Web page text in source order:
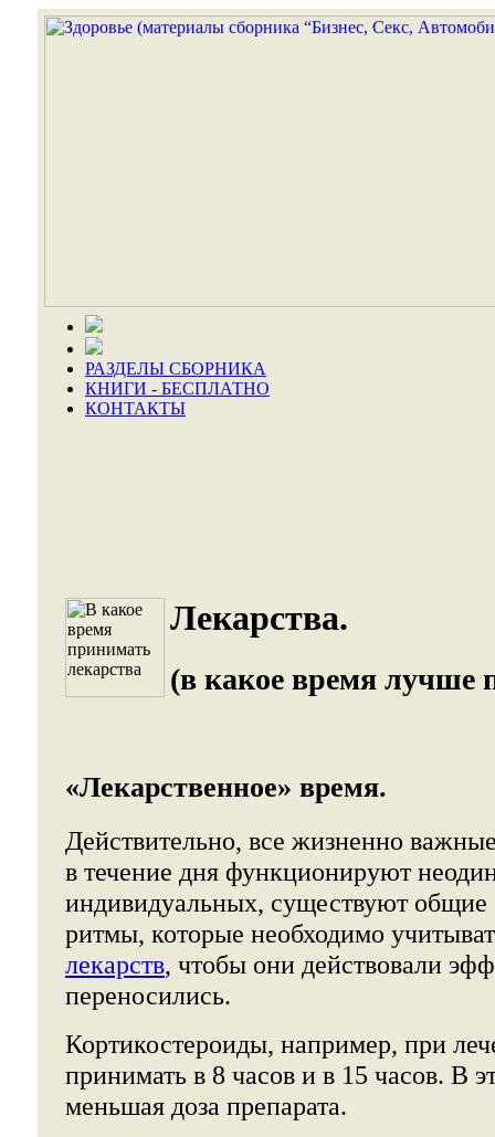
РАЗДЕЛЫ СБОРНИКА
КНИГИ - БЕСПЛАТНО
КОНТАКТЫ
Лекарства.
(в какое время лучше
«Лекарственное» время.
Действительно, все жизненно
в течение дня функционируют
индивидуальных, существуют общие
ритмы, которые необходимо
лекарств, чтобы они действовали
переносились.
Кортикостероиды, например, при
принимать в 8 часов и в 15 часов. В
меньшая доза препарата.